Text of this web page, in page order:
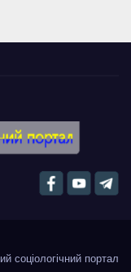
соціологічний портал